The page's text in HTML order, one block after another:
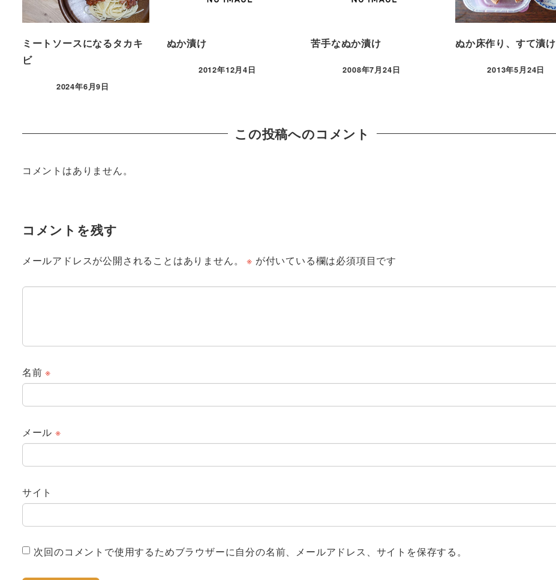
ミートソースになるタカキ
ビ
2024年6月9日
ぬか漬け
2012年12月4日
苦手なぬか漬け
2008年7月24日
ぬか床作り、すて漬け
2013年5月24日
この投稿へのコメント
コメントはありません。
コメントを残す
メールアドレスが公開されることはありません。 ※ が付いている欄は必須項目です
名前※
メール ※
サイト
次回のコメントで使用するためブラウザーに自分の名前、メールアドレス、サイトを保存する。